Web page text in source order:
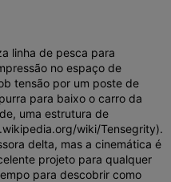
linha de pesca para
no espaço de
tensão por um poste de
para baixo o carro da
uma estrutura de
wiki/Tensegrity).
delta, mas a cinemática é
projeto para qualquer
para descobrir como